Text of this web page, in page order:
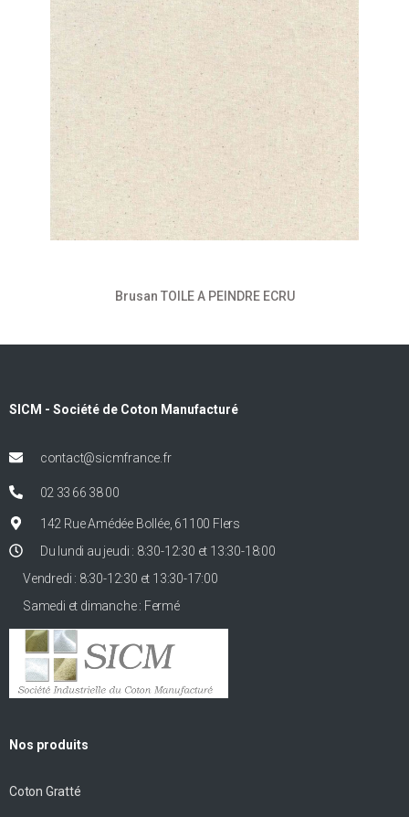
Brusan TOILE A PEINDRE ECRU
SICM - Société de Coton Manufacturé
contact@sicmfrance.fr
02 33 66 38 00
142 Rue Amédée Bollée, 61100 Flers
Du lundi au jeudi : 8:30-12:30 et 13:30-18:00
Vendredi : 8:30-12:30 et 13:30-17:00
Samedi et dimanche : Fermé
Nos produits
Coton Gratté